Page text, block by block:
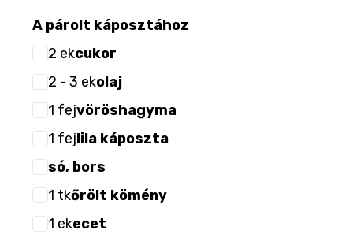
A párolt káposztához
2 ekcukor
2 - 3 ekolaj
1 fejvöröshagyma
1 fejlila káposzta
só, bors
1 tkőrölt kömény
1 ekecet